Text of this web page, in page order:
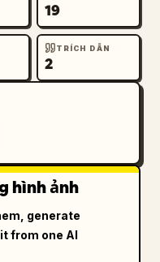
19
TRÍCH DẪN
2
hình ảnh
generate
from one AI